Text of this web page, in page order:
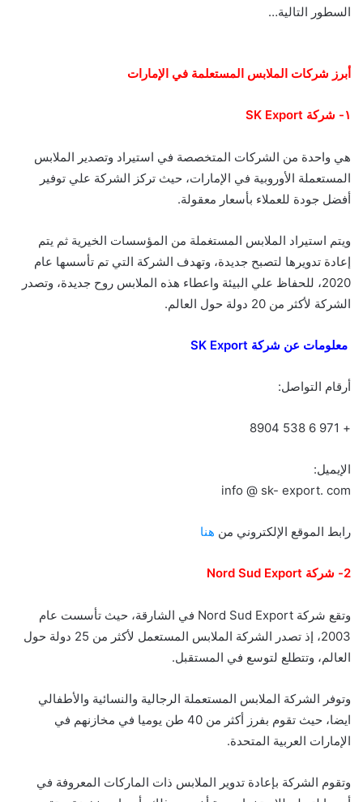
السطور التالية…
أبرز شركات الملابس المستعلمة في الإمارات
١- شركة SK Export
هي واحدة من الشركات المتخصصة في استيراد وتصدير الملابس
المستعملة الأوروبية في الإمارات، حيث تركز الشركة علي توفير
أفضل جودة للعملاء بأسعار معقولة.
ويتم استيراد الملابس المستغملة من المؤسسات الخيرية ثم يتم
إعادة تدويرها لتصبح جديدة، وتهدف الشركة التي تم تأسسها عام
2020، للحفاظ علي البيئة واعطاء هذه الملابس روح جديدة، وتصدر
الشركة لأكثر من 20 دولة حول العالم.
معلومات عن شركة SK Export
أرقام التواصل:
+ 971 6 538 8904
الإيميل:
info @ sk- export. com
رابط الموقع الإلكتروني من هنا
2- شركة Nord Sud Export
وتقع شركة Nord Sud Export في الشارقة، حيث تأسست عام
2003، إذ تصدر الشركة الملابس المستعمل لأكثر من 25 دولة حول
العالم، وتتطلع لتوسع في المستقبل.
وتوفر الشركة الملابس المستعملة الرجالية والنسائية والأطفالي
ايضا، حيث تقوم بفرز أكثر من 40 طن يوميا في مخازنهم في
الإمارات العربية المتحدة.
وتقوم الشركة بإعادة تدوير الملابس ذات الماركات المعروفة في